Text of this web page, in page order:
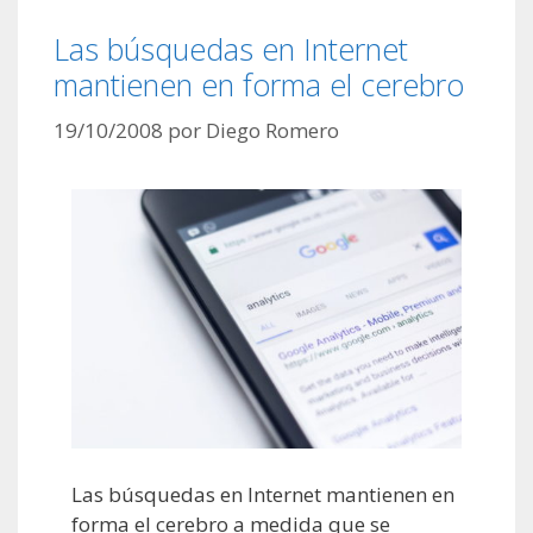
Las búsquedas en Internet
mantienen en forma el cerebro
19/10/2008 por Diego Romero
Las búsquedas en Internet mantienen en
forma el cerebro a medida que se